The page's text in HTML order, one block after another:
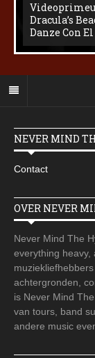
Dracula’s
Danze Con
NEVER MIND
Contact
OVER NEVER
Never Mind The
everything heavy,
achtergronden,
is Never Mind
van tours, band
andere music